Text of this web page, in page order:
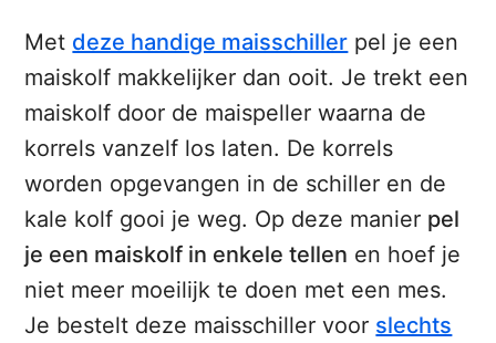
Met deze handige maisschiller pel je een
maiskolf makkelijker dan ooit. Je trekt een
maiskolf door de maispeller waarna de
korrels vanzelf los laten. De korrels
worden opgevangen in de schiller en de
kale kolf gooi je weg. Op deze manier pel
je een maiskolf in enkele tellen en hoef je
niet meer moeilijk te doen met een mes.
Je bestelt deze maisschiller voor slechts